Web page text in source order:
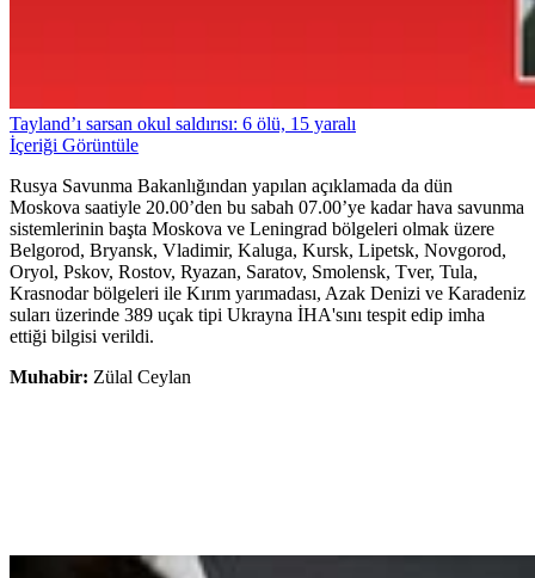
Tayland’ı sarsan okul saldırısı: 6 ölü, 15 yaralı
İçeriği Görüntüle
Rusya Savunma Bakanlığından yapılan açıklamada da dün
Moskova saatiyle 20.00’den bu sabah 07.00’ye kadar hava savunma
sistemlerinin başta Moskova ve Leningrad bölgeleri olmak üzere
Belgorod, Bryansk, Vladimir, Kaluga, Kursk, Lipetsk, Novgorod,
Oryol, Pskov, Rostov, Ryazan, Saratov, Smolensk, Tver, Tula,
Krasnodar bölgeleri ile Kırım yarımadası, Azak Denizi ve Karadeniz
suları üzerinde 389 uçak tipi Ukrayna İHA'sını tespit edip imha
ettiği bilgisi verildi.
Muhabir: Zülal Ceylan